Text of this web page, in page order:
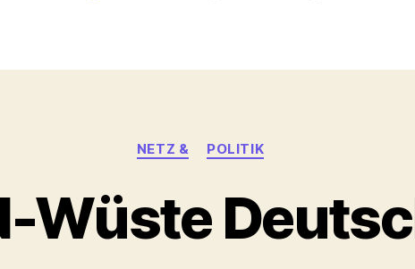
Kategorien
NETZ & POLITIK
Wüste